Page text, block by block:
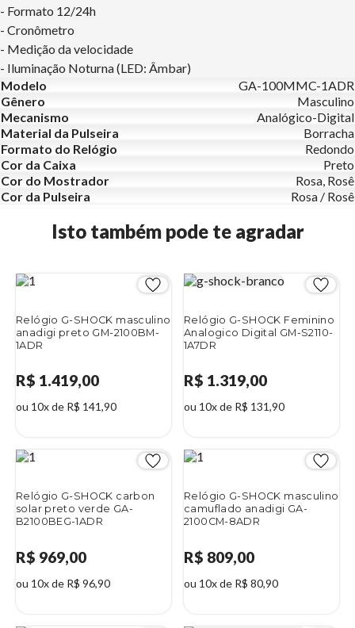
- Formato 12/24h
- Cronômetro
- Medição da velocidade
- Iluminação Noturna (LED: Âmbar)
Modelo
GA-100MMC-1ADR
Gênero
Masculino
Mecanismo
Analógico-Digital
Material da Pulseira
Borracha
Formato do Relógio
Redondo
Cor da Caixa
Preto
Cor do Mostrador
Rosa, Rosê
Cor da Pulseira
Rosa / Rosê
Isto também pode te agradar
Relógio G-SHOCK masculino
anadigi preto GM-2100BM-
1ADR
R$ 1.419,00
ou 10x de R$ 141,90
Relógio G-SHOCK Feminino
Analogico Digital GM-S2110-
1A7DR
R$ 1.319,00
ou 10x de R$ 131,90
Relógio G-SHOCK carbon
solar preto verde GA-
B2100BEG-1ADR
R$ 969,00
ou 10x de R$ 96,90
Relógio G-SHOCK masculino
camuflado anadigi GA-
2100CM-8ADR
R$ 809,00
ou 10x de R$ 80,90